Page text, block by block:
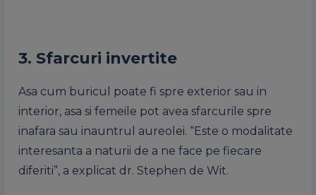
3. Sfarcuri invertite
Asa cum buricul poate fi spre exterior sau in
interior, asa si femeile pot avea sfarcurile spre
inafara sau inauntrul aureolei. “Este o modalitate
interesanta a naturii de a ne face pe fiecare
diferiti”, a explicat dr. Stephen de Wit.